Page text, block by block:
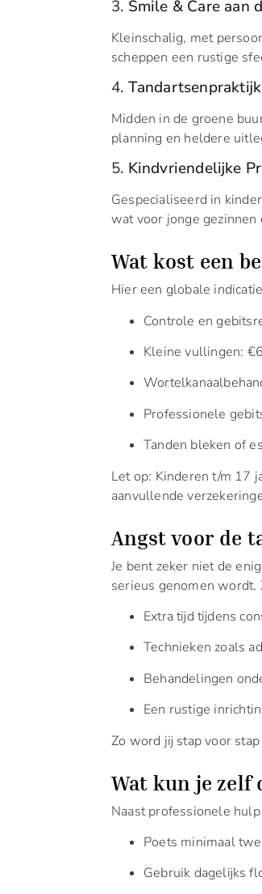
3. Smile & Care aan
Kleinschalig, met
scheppen een rustige
4.
Midden in de groene
planning en heldere
5. Kindvriendelijke
Gespecialiseerd in
wat voor jonge gezinnen
Wat kost een
Hier een globale
Controle en
Kleine vullingen:
Professionele
Tanden bleken of
Let op: Kinderen t/m 17
aanvullende
Angst voor de
Je bent zeker niet de
serieus genomen wordt.
Extra tijd tijdens
Technieken zoals
Behandelingen
Een rustige
Zo word jij stap voor
Wat kun je zelf
Naast professionele
Poets minimaal
Gebruik dagelijks